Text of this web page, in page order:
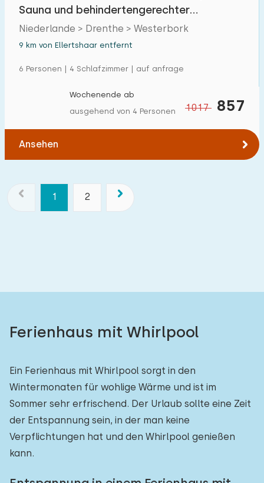
Sauna und behindertengerechter
Ausstattung
Niederlande > Drenthe > Westerbork
9 km von Ellertshaar entfernt
6 Personen | 4 Schlafzimmer | auf anfrage
1017 857
Wochenende ab
ausgehend von 4 Personen
Ansehen
1 2
Ferienhaus mit Whirlpool
Ein Ferienhaus mit Whirlpool sorgt in den
Wintermonaten für wohlige Wärme und ist im
Sommer sehr erfrischend. Der Urlaub sollte eine Zeit
der Entspannung sein, in der man keine
Verpflichtungen hat und den Whirlpool genießen
kann.